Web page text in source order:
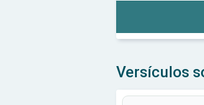
Naamã ficou
Versículos